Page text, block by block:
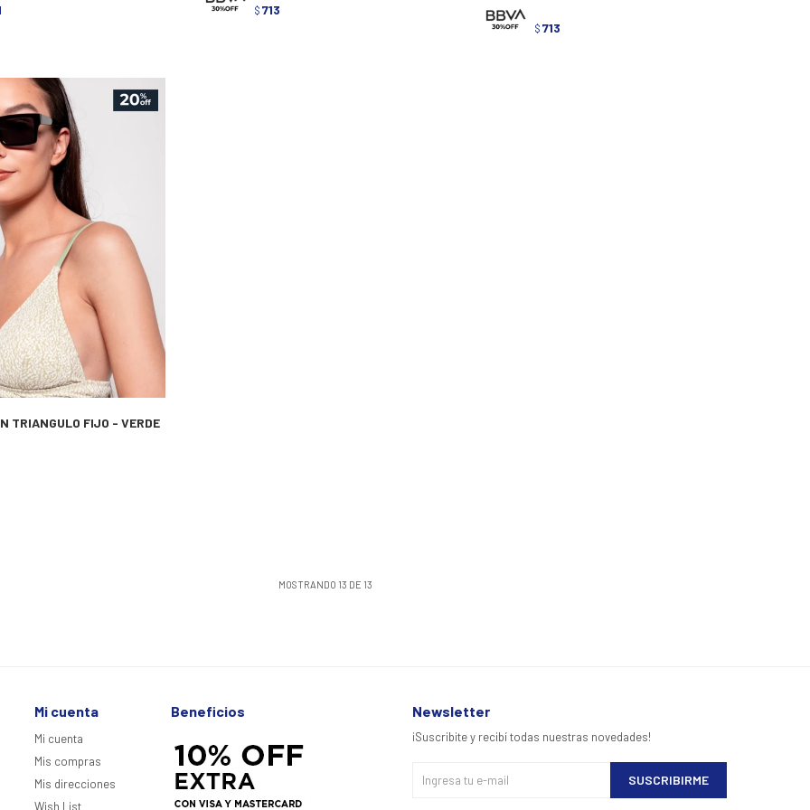
$ 713
$ 713
TRIANGULO FIJO - VERDE
MOSTRANDO 13 DE 13
Mi cuenta
Mi cuenta
Mis compras
Mis direcciones
Wish List
Beneficios Newsletter
¡Suscribite y recibí todas nuestras novedades!
SUSCRIBIRME